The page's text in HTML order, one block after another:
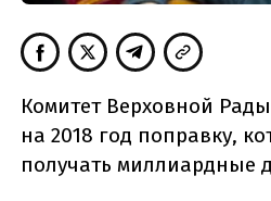
Комитет Верховной
на 2018 год поправку,
получать миллиардные